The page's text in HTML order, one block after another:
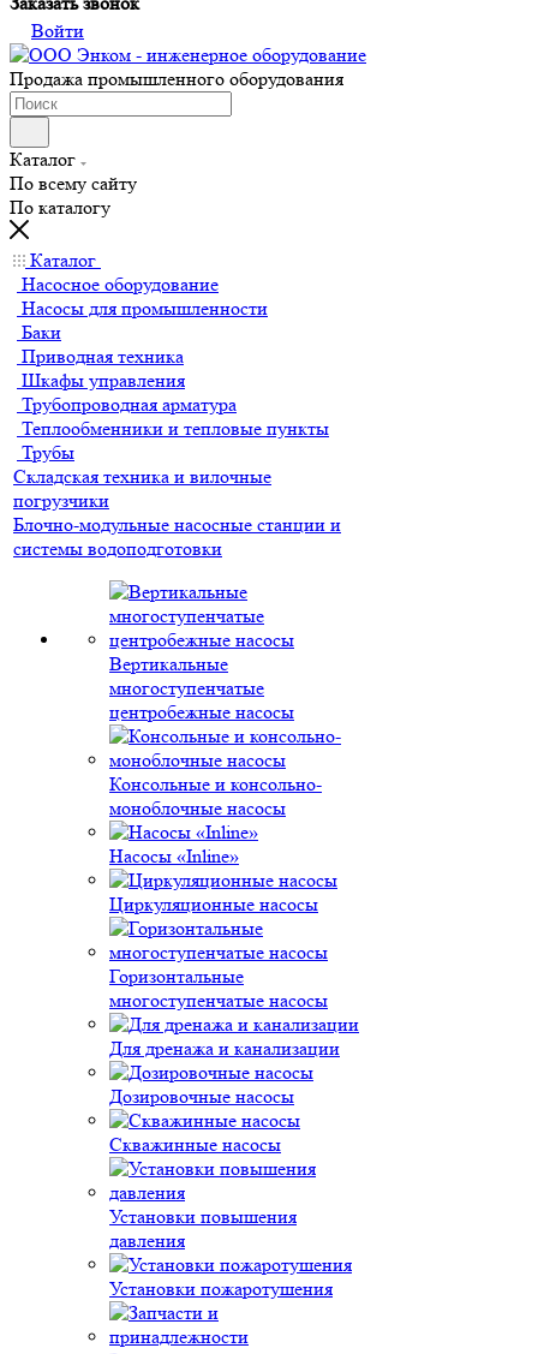
Войти
Продажа промышленного оборудования
Каталог
По всему сайту
По каталогу
Каталог
Насосное оборудование
Насосы для промышленности
Баки
Приводная техника
Шкафы управления
Трубопроводная арматура
Теплообменники и тепловые пункты
Трубы
Складская техника и вилочные
погрузчики
Блочно-модульные насосные станции и
системы водоподготовки
Вертикальные
многоступенчатые
центробежные насосы
Консольные и консольно-
моноблочные насосы
Насосы «Inline»
Циркуляционные насосы
Горизонтальные
многоступенчатые насосы
Для дренажа и канализации
Дозировочные насосы
Скважинные насосы
Установки повышения
давления
Установки пожаротушения